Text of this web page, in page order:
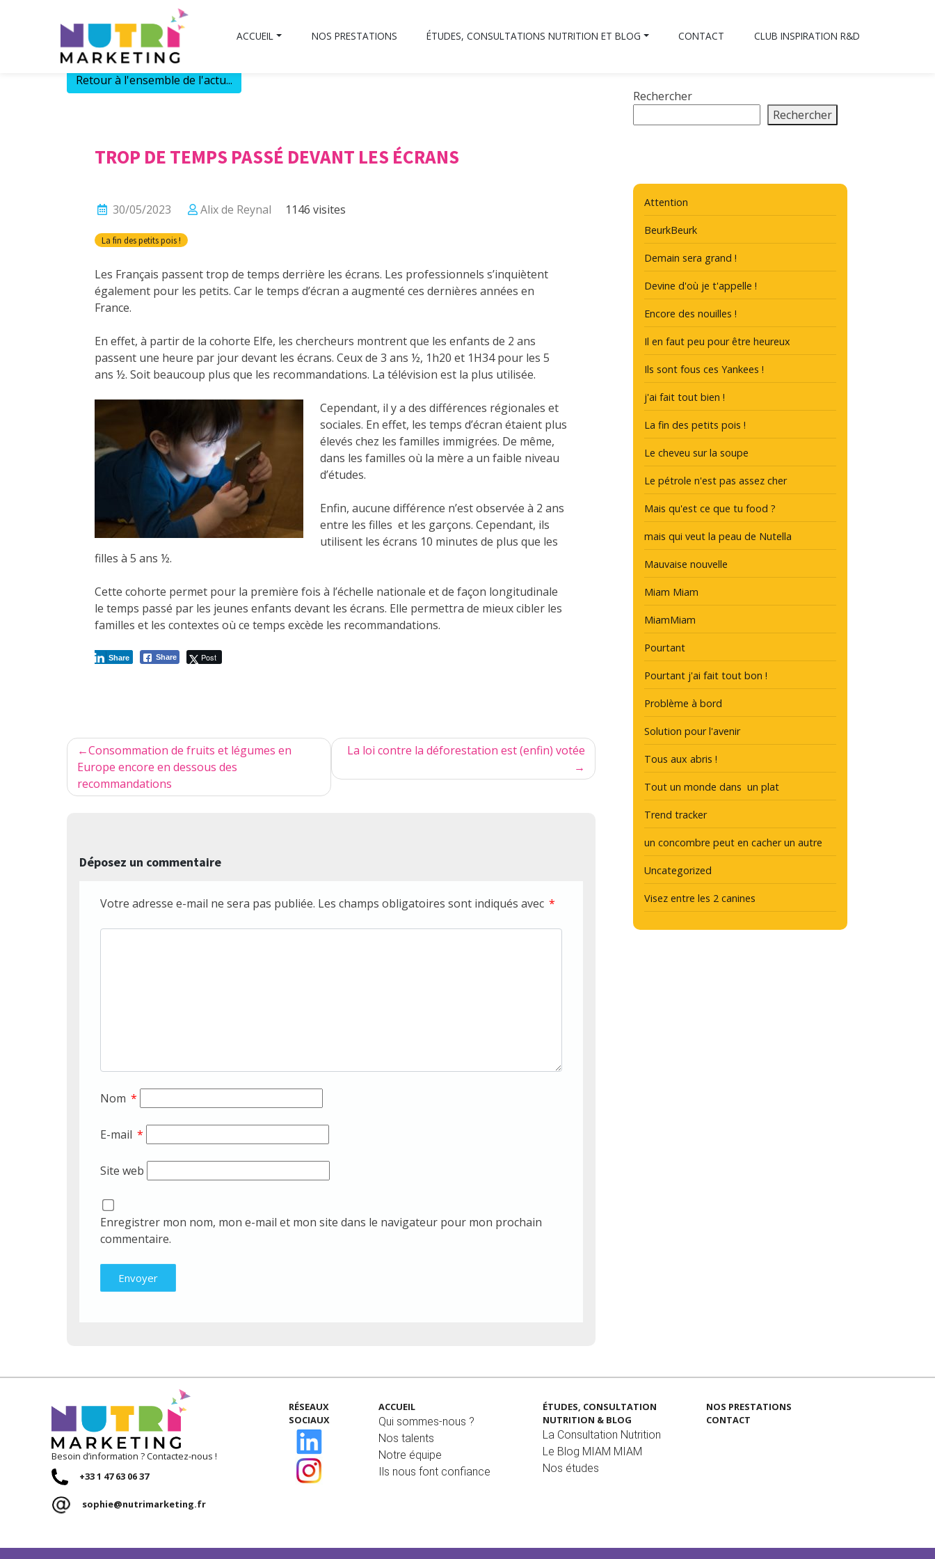
ACCUEIL NOS PRESTATIONS ÉTUDES, CONSULTATIONS NUTRITION ET BLOG CONTACT CLUB INSPIRATION R&D
Retour à l'ensemble de l'actu...
TROP DE TEMPS PASSÉ DEVANT LES ÉCRANS
30/05/2023 Alix de Reynal 1146 visites
La fin des petits pois !
Les Français passent trop de temps derrière les écrans. Les professionnels s’inquiètent
également pour les petits. Car le temps d’écran a augmenté ces dernières années en
France.
En effet, à partir de la cohorte Elfe, les chercheurs montrent que les enfants de 2 ans
passent une heure par jour devant les écrans. Ceux de 3 ans ½, 1h20 et 1H34 pour les 5
ans ½. Soit beaucoup plus que les recommandations. La télévision est la plus utilisée.
Cependant, il y a des différences régionales et
sociales. En effet, les temps d’écran étaient plus
élevés chez les familles immigrées. De même,
dans les familles où la mère a un faible niveau
d’études.
Enfin, aucune différence n’est observée à 2 ans
entre les filles et les garçons. Cependant, ils
utilisent les écrans 10 minutes de plus que les
filles à 5 ans ½.
Cette cohorte permet pour la première fois à l’échelle nationale et de façon longitudinale
le temps passé par les jeunes enfants devant les écrans. Elle permettra de mieux cibler les
familles et les contextes où ce temps excède les recommandations.
Share Post
Share
Navigation
de
l’article
Consommation de fruits et légumes en
Europe encore en dessous des
recommandations
La loi contre la déforestation est (enfin) votée
Déposez un commentaire
Votre adresse e-mail ne sera pas publiée. Les champs obligatoires sont indiqués avec *
Nom *
E-mail *
Site web
Enregistrer mon nom, mon e-mail et mon site dans le navigateur pour mon prochain
commentaire.
Rechercher
Rechercher
Attention
BeurkBeurk
Demain sera grand !
Devine d'où je t'appelle !
Encore des nouilles !
Il en faut peu pour être heureux
Ils sont fous ces Yankees !
j'ai fait tout bien !
La fin des petits pois !
Le cheveu sur la soupe
Le pétrole n'est pas assez cher
Mais qu'est ce que tu food ?
mais qui veut la peau de Nutella
Mauvaise nouvelle
Miam Miam
MiamMiam
Pourtant
Pourtant j'ai fait tout bon !
Problème à bord
Solution pour l'avenir
Tous aux abris !
Tout un monde dans un plat
Trend tracker
un concombre peut en cacher un autre
Uncategorized
Visez entre les 2 canines
Besoin d’information ? Contactez-nous !
+33 1 47 63 06 37
sophie@nutrimarketing.fr
RÉSEAUX
SOCIAUX
ACCUEIL
Qui sommes-nous ?
Nos talents
Notre équipe
Ils nous font confiance
ÉTUDES, CONSULTATION
NUTRITION & BLOG
La Consultation Nutrition
Le Blog MIAM MIAM
Nos études
NOS PRESTATIONS
CONTACT